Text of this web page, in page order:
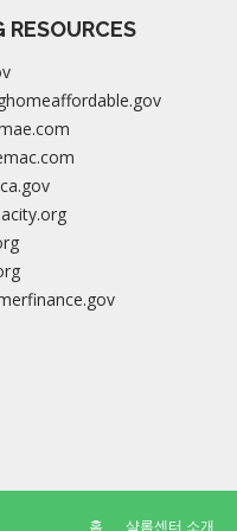
RESOURCES
홈 샬롬센터 소개